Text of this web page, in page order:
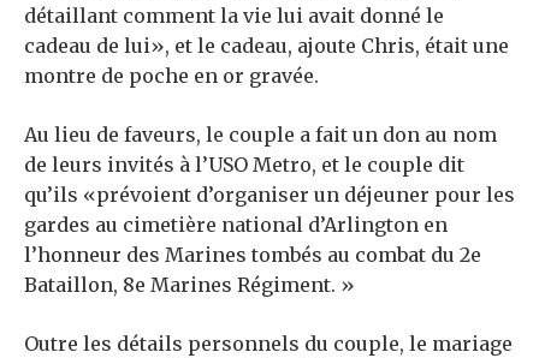
détaillant comment la vie lui avait donné le
cadeau de lui», et le cadeau, ajoute Chris, était une
montre de poche en or gravée.
Au lieu de faveurs, le couple a fait un don au nom
de leurs invités à l’USO Metro, et le couple dit
qu’ils «prévoient d’organiser un déjeuner pour les
gardes au cimetière national d’Arlington en
l’honneur des Marines tombés au combat du 2e
Bataillon, 8e Marines Régiment. »
Outre les détails personnels du couple, le mariage